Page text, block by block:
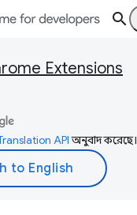
Extensions
APIঅনুবাদ করেছে।